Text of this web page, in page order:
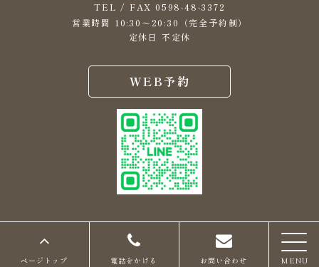
ページトップ 電話をかける お問い合わせ MENU
TEL / FAX 0598-48-3372
営業時間 10:30～20:30（完全予約制）
定休日 不定休
WEB予約
© 2023 株式会社Canaan